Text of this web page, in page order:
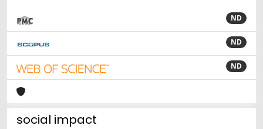
ND
ND
ND
social impact